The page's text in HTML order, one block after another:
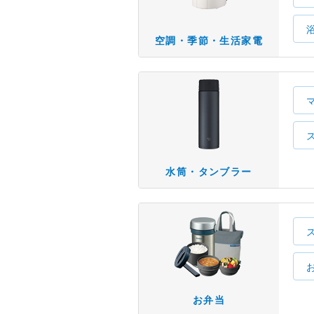
空調・季節・生活家電
水筒・タンブラー
お弁当